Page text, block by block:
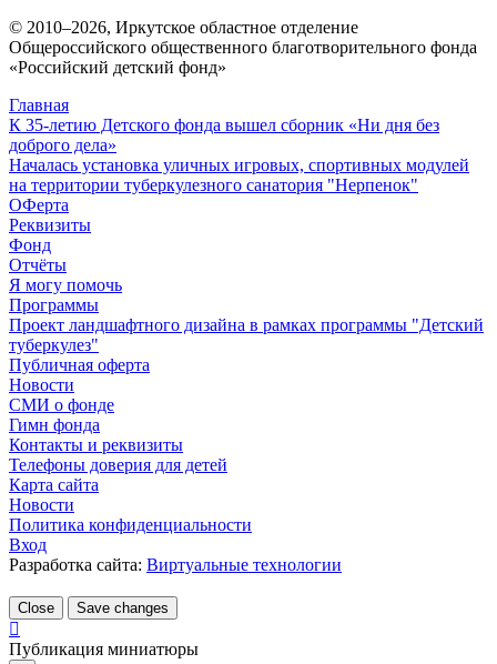
© 2010–2026, Иркутское областное отделение
Общероссийского общественного благотворительного фонда
«Российский детский фонд»
Главная
К 35-летию Детского фонда вышел сборник «Ни дня без
доброго дела»
Началась установка уличных игровых, спортивных модулей
на территории туберкулезного санатория "Нерпенок"
ОФерта
Реквизиты
Фонд
Отчёты
Я могу помочь
Программы
Проект ландшафтного дизайна в рамках программы "Детский
туберкулез"
Публичная оферта
Новости
СМИ о фонде
Гимн фонда
Контакты и реквизиты
Телефоны доверия для детей
Карта сайта
Новости
Политика конфиденциальности
Вход
Разработка сайта: Виртуальные технологии
Close Save changes
Публикация миниатюры